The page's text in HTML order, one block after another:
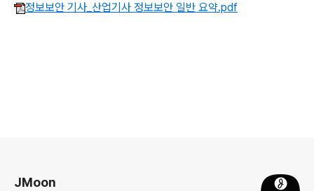
정보보안 기사_산업기사 정보보안 일반 요약.pdf
JMoon